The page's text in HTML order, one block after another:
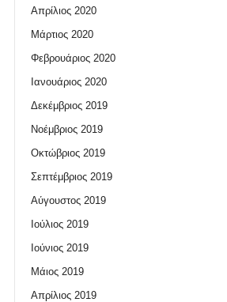
Απρίλιος 2020
Μάρτιος 2020
Φεβρουάριος 2020
Ιανουάριος 2020
Δεκέμβριος 2019
Νοέμβριος 2019
Οκτώβριος 2019
Σεπτέμβριος 2019
Αύγουστος 2019
Ιούλιος 2019
Ιούνιος 2019
Μάιος 2019
Απρίλιος 2019